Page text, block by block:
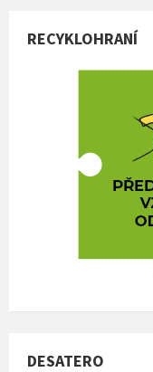
RECYKLOHRANÍ
DESATERO